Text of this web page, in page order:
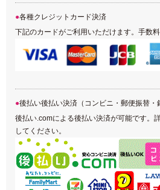
各種クレジットカード決済
下記のカードがご利用いただけます。手数料
後払い後払い決済（コンビニ・郵便振替・
後払い.comによる後払い決済が可能です。
してください。